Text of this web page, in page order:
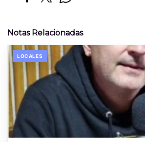
Notas Relacionadas
LOCALES